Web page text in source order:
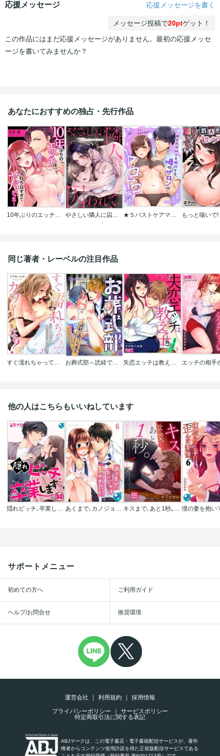
応援メッセージ 応援メッセージを書く
メッセージ投稿で20ptゲット！
この作品にはまだ応援メッセージがありません。最初の応援メッセ
ージを書いてみませんか？
あなたにおすすめの独占・先行作品
10年ぶりのエッチは､気持ち良すぎてヤバかった… やさしい隣人に囚われて～愛執のフルラージュ ★５バストケアマッサージをはじめます～あなたの悩みを解決する、噂のサロンのトロトロ施術
同じ著者・レーベルの注目作品
お葬式部～読経で逝っちまえ～
他の人はこちらもいいねしています
サポートメニュー
初めての方へ ご利用ガイド
ヘルプ/お問合せ 推奨環境
運営会社 利用規約
採用情報
プライバシーポリシー
サービスポリシー
特定商取引法に関する表記
ABJマークは、この電子書店・電子書籍配信サービスが、著作
権者からコンテンツ使用許諾を得た正規版配信サービスである